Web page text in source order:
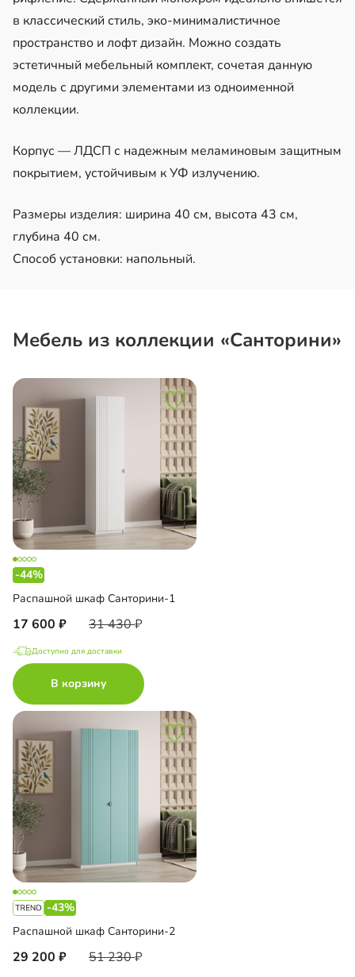
в классический стиль, эко-минималистичное
пространство и лофт дизайн. Можно создать
эстетичный мебельный комплект, сочетая данную
модель с другими элементами из одноименной
коллекции.
Корпус — ЛДСП с надежным меламиновым защитным
покрытием, устойчивым к УФ излучению.
Размеры изделия: ширина 40 см, высота 43 см,
глубина 40 см.
Способ установки: напольный.
Мебель из коллекции «Санторини»
-44%
Распашной шкаф Санторини-1
17 600 31 430
Доступно для доставки
В корзину
-43%
Распашной шкаф Санторини-2
29 200 51 230